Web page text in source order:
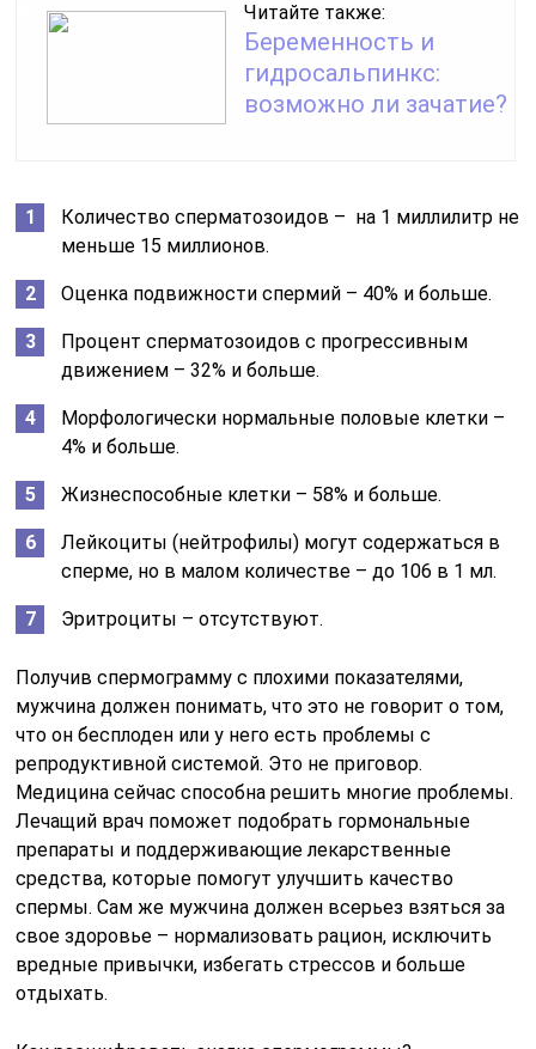
Читайте также:
Беременность и
гидросальпинкс:
возможно ли зачатие?
Количество сперматозоидов – на 1 миллилитр не
меньше 15 миллионов.
Оценка подвижности спермий – 40% и больше.
Процент сперматозоидов с прогрессивным
движением – 32% и больше.
Морфологически нормальные половые клетки –
4% и больше.
Жизнеспособные клетки – 58% и больше.
Лейкоциты (нейтрофилы) могут содержаться в
сперме, но в малом количестве – до 106 в 1 мл.
Эритроциты – отсутствуют.
Получив спермограмму с плохими показателями,
мужчина должен понимать, что это не говорит о том,
что он бесплоден или у него есть проблемы с
репродуктивной системой. Это не приговор.
Медицина сейчас способна решить многие проблемы.
Лечащий врач поможет подобрать гормональные
препараты и поддерживающие лекарственные
средства, которые помогут улучшить качество
спермы. Сам же мужчина должен всерьез взяться за
свое здоровье – нормализовать рацион, исключить
вредные привычки, избегать стрессов и больше
отдыхать.